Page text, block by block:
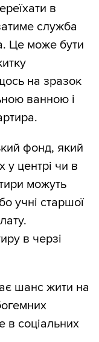
в
служба
Це може бути
на зразок
ванною і
фонд, який
у центрі чи в
можуть
учні старшої
в черзі
шанс жити на
в соціальних